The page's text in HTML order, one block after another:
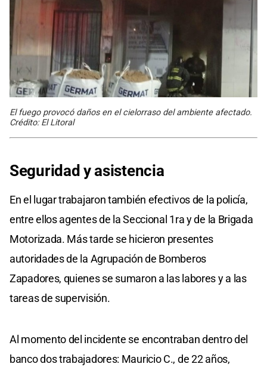
El fuego provocó daños en el cielorraso del ambiente afectado.
Crédito: El Litoral
Seguridad y asistencia
En el lugar trabajaron también efectivos de la policía,
entre ellos agentes de la Seccional 1ra y de la Brigada
Motorizada. Más tarde se hicieron presentes
autoridades de la Agrupación de Bomberos
Zapadores, quienes se sumaron a las labores y a las
tareas de supervisión.
Al momento del incidente se encontraban dentro del
banco dos trabajadores: Mauricio C., de 22 años,